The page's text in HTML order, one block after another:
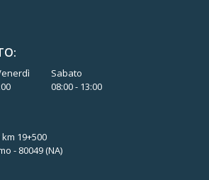
Sabato
08:00 - 13:00
19+500
- 80049 (NA)